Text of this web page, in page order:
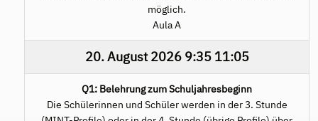
möglich.
Aula A
20. August 20269:35 11:05
Q1: Belehrung zum Schuljahresbeginn
Die Schülerinnen und Schüler werden in der 3. Stunde